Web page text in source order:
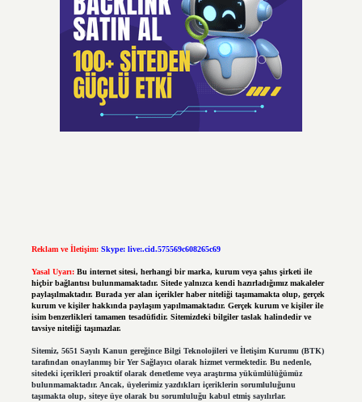
Reklam ve İletişim: Skype: live:.cid.575569c608265c69
Yasal Uyarı: Bu internet sitesi, herhangi bir marka, kurum veya şahıs şirketi ile
hiçbir bağlantısı bulunmamaktadır. Sitede yalnızca kendi hazırladığımız makaleler
paylaşılmaktadır. Burada yer alan içerikler haber niteliği taşımamakta olup, gerçek
kurum ve kişiler hakkında paylaşım yapılmamaktadır. Gerçek kurum ve kişiler ile
isim benzerlikleri tamamen tesadüfidir. Sitemizdeki bilgiler taslak halindedir ve
tavsiye niteliği taşımazlar.
Sitemiz, 5651 Sayılı Kanun gereğince Bilgi Teknolojileri ve İletişim Kurumu (BTK)
tarafından onaylanmış bir Yer Sağlayıcı olarak hizmet vermektedir. Bu nedenle,
sitedeki içerikleri proaktif olarak denetleme veya araştırma yükümlülüğümüz
bulunmamaktadır. Ancak, üyelerimiz yazdıkları içeriklerin sorumluluğunu
taşımakta olup, siteye üye olarak bu sorumluluğu kabul etmiş sayılırlar.